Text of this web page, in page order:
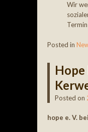
Wir
Posted in
Posted on
hope e. V.